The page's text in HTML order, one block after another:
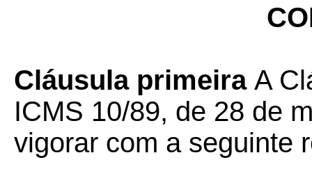
Cláusula primeira A
ICMS 10/89, de 28 de
vigorar com a seguinte